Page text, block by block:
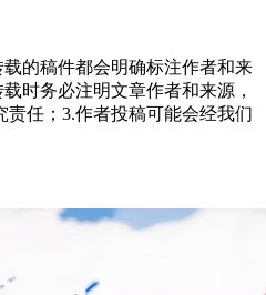
的稿件都会明确标注作者和来
时务必注明文章作者和来源，
任；3.作者投稿可能会经我们